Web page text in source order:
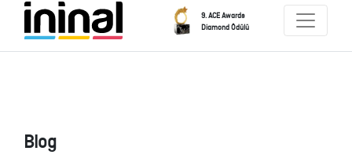
9. ACE Awards
Diamond Ödülü
Blog